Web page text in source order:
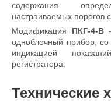
содержания
настраиваемых порогов
Модификация ПКГ-4-В-
одноблочный прибор,
индикацией
регистратора.
Технические